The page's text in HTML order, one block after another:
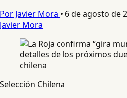
Por Javier Mora • 6 de agosto de
Javier Mora
Selección Chilena